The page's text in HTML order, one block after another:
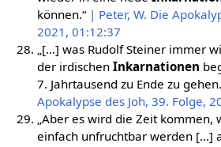
können.“ | Peter, W. Die
2021, 01:12:37
„[…] was Rudolf Steiner immer
der irdischen Inkarnationen
7. Jahrtausend zu Ende zu
Apokalypse des Joh, 39. Folge,
„Aber es wird die Zeit kommen,
einfach unfruchtbar werden […]